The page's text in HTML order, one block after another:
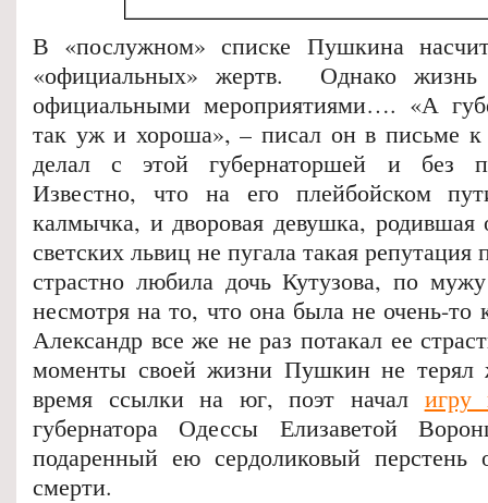
В «послужном» списке Пушкина
«официальных» жертв. Однако жизнь
официальными мероприятиями…. «А
так уж и хороша», – писал он в письме
делал с этой губернаторшей и без
Известно, что на его плейбойском
калмычка, и дворовая девушка, родившая
светских львиц не пугала такая
страстно любила дочь Кутузова, по
несмотря на то, что она была не очень-то
Александр все же не раз потакал ее
моменты своей жизни Пушкин не терял
время ссылки на юг, поэт начал игру
губернатора Одессы Елизаветой
подаренный ею сердоликовый
смерти.